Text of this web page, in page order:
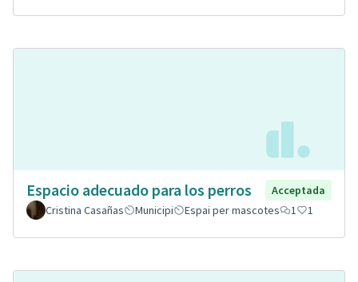
Espacio adecuado para los perros
Acceptada
Cristina Casañas
Municipi Espai per mascotes 1 1